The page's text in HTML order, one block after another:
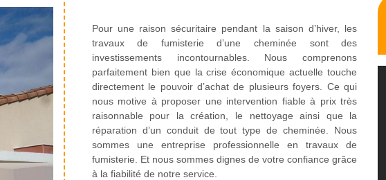
Pour une raison sécuritaire pendant la saison d’hiver, les
travaux de fumisterie d’une cheminée sont des
investissements incontournables. Nous comprenons
parfaitement bien que la crise économique actuelle touche
directement le pouvoir d’achat de plusieurs foyers. Ce qui
nous motive à proposer une intervention fiable à prix très
raisonnable pour la création, le nettoyage ainsi que la
réparation d’un conduit de tout type de cheminée. Nous
sommes une entreprise professionnelle en travaux de
fumisterie. Et nous sommes dignes de votre confiance grâce
à la fiabilité de notre service.